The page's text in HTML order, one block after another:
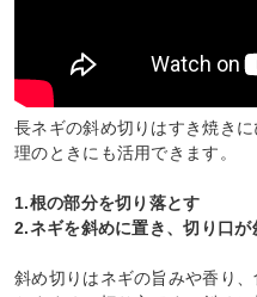
長ネギの斜め切りはすき焼き
理のときにも活用できます。
1.根の部分を切り落とす
2.ネギを斜めに置き、切り口
斜め切りはネギの旨みや香り